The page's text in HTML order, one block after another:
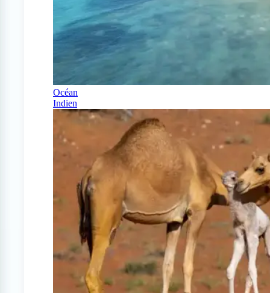
Océan
Indien